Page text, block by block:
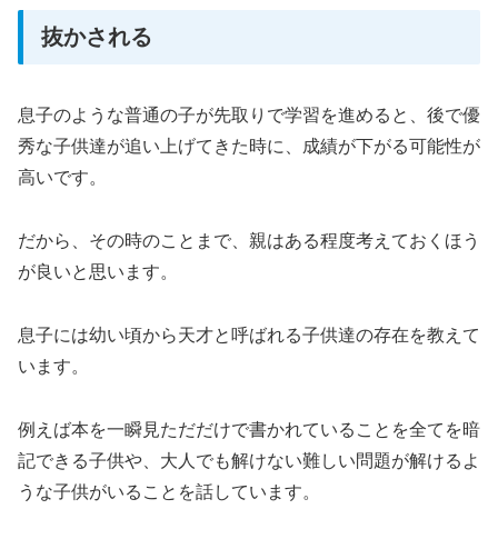
抜かされる
息子のような普通の子が先取りで学習を進めると、後で優
秀な子供達が追い上げてきた時に、成績が下がる可能性が
高いです。
だから、その時のことまで、親はある程度考えておくほう
が良いと思います。
息子には幼い頃から天才と呼ばれる子供達の存在を教えて
います。
例えば本を一瞬見ただだけで書かれていることを全てを暗
記できる子供や、大人でも解けない難しい問題が解けるよ
うな子供がいることを話しています。